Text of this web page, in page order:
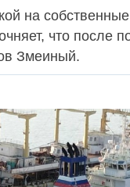
на
что после
Змеиный.